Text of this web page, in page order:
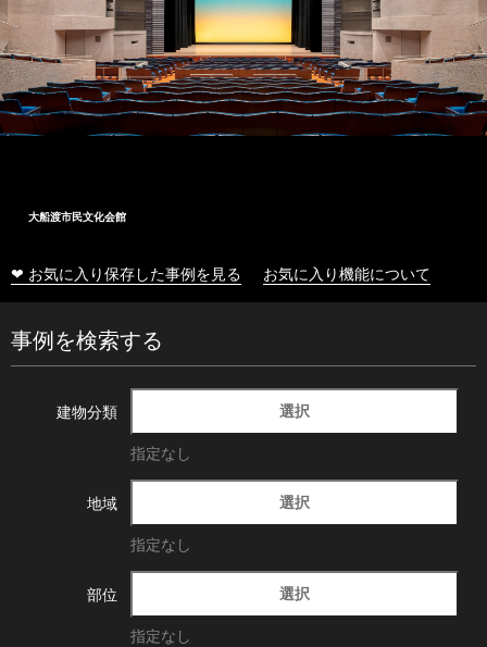
大船渡市民文化会館
❤ お気に入り保存した事例を見る お気に入り機能について
事例を検索する
建物分類 選択
指定なし
地域 選択
指定なし
部位 選択
指定なし